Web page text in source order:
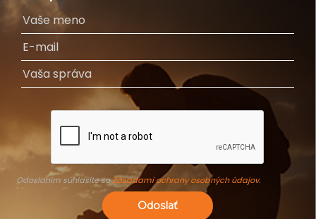
Odoslaním súhlasíte soZásadami ochrany osobných údajov.
Odoslať